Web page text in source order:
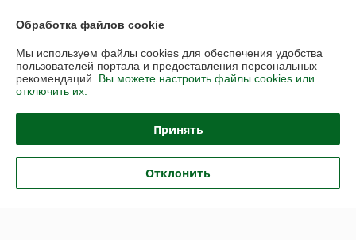
Контакты
Доставка и оплата
Полная версия сайта
Обработка файлов cookie
Мы используем файлы cookies для обеспечения удобства
пользователей портала и предоставления персональных
рекомендаций. Вы можете настроить файлы cookies или
отключить их.
Принять
Отклонить